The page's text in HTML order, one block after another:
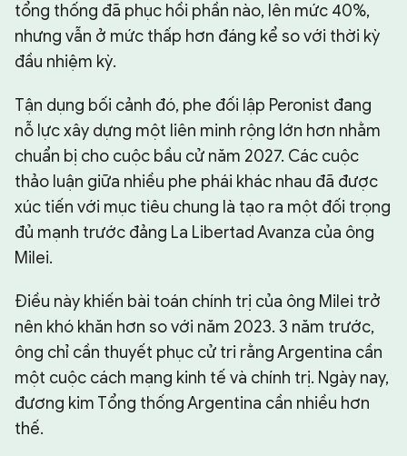
tổng thống đã phục hồi phần nào, lên mức 40%,
nhưng vẫn ở mức thấp hơn đáng kể so với thời kỳ
đầu nhiệm kỳ.
Tận dụng bối cảnh đó, phe đối lập Peronist đang
nỗ lực xây dựng một liên minh rộng lớn hơn nhằm
chuẩn bị cho cuộc bầu cử năm 2027. Các cuộc
thảo luận giữa nhiều phe phái khác nhau đã được
xúc tiến với mục tiêu chung là tạo ra một đối trọng
đủ mạnh trước đảng La Libertad Avanza của ông
Milei.
Điều này khiến bài toán chính trị của ông Milei trở
nên khó khăn hơn so với năm 2023. 3 năm trước,
ông chỉ cần thuyết phục cử tri rằng Argentina cần
một cuộc cách mạng kinh tế và chính trị. Ngày nay,
đương kim Tổng thống Argentina cần nhiều hơn
thế.